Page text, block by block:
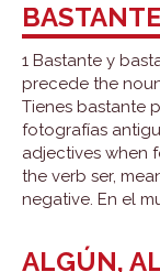
1 Bastante y
precede the
Tienes bastante
fotografías
adjectives when
the verb ser,
negative. En el
ALGÚN,